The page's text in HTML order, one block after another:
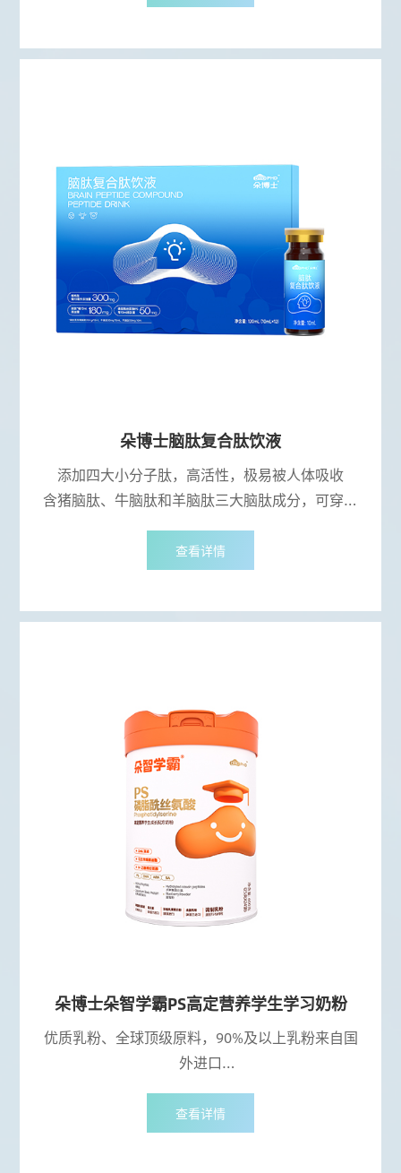
MSC、1S045001、1S09001、1S014001
质，双管齐下，助力全面补充
朵博士脑肽复合肽饮液
添加四大小分子肽，高活性，极易被人体吸收
含猪脑肽、牛脑肽和羊脑肽三大脑肽成分，可穿透
血脑屏障进入神经细胞
双重国际认证(ISO9001、HACCP)，高品质保障
添加12种益脑营养素，6重脑营养素+6大药食同源成
查看详情
朵博士朵智学霸PS高定营养学生学习奶粉
优质乳粉、全球顶级原料，90%及以上乳粉来自国
外进口
益智健脑1+4，乳品界最高、最全的学生学习型营养
素(PS+3A+乳磷脂)
科学全维配方，全面呵护(大脑+免疫+情绪+肠道+21
查看详情